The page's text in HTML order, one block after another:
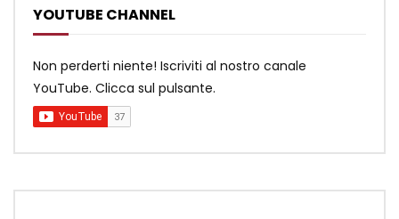
YOUTUBE CHANNEL
Non perderti niente! Iscriviti al nostro canale
YouTube. Clicca sul pulsante.